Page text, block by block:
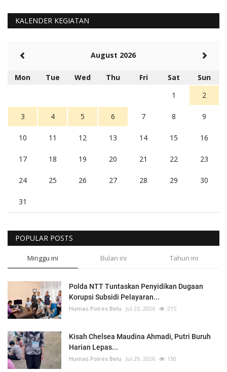
KALENDER KEGIATAN
August 2026
Mon Tue Wed Thu Fri Sat
Sun
1
2
3 4 5 6 7 8 9
10 11 12 13 14 15 16
17 18 19 20 21 22 23
24 25 26 27 28 29 30
31
POPULAR POSTS
Minggu ini Bulan ini Tahun ini
Polda NTT Tuntaskan Penyidikan Dugaan
Korupsi Subsidi Pelayaran...
Humas Polres Belu Jul 23, 2026 215
Kisah Chelsea Maudina Ahmadi, Putri Buruh
Harian Lepas...
Humas Polres Belu Jul 29, 2026 150